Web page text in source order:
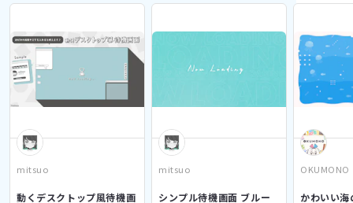
mitsuo
動くデスクトップ風待機画
mitsuo
シンプル待機画面 ブルー
OKUMONO
かわいい